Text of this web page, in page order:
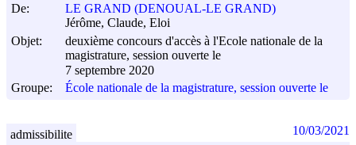
De:
LE GRAND (DENOUAL-LE GRAND)
Jérôme, Claude, Eloi
Objet:
deuxième concours d'accès à l'Ecole nationale de la
magistrature, session ouverte le
7 septembre 2020
Groupe:
École nationale de la magistrature, session ouverte le
admissibilite 10/03/2021